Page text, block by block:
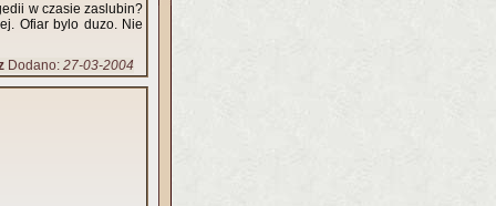
w czasie zaslubin?
Ofiar bylo duzo. Nie
Dodano: 27-03-2004